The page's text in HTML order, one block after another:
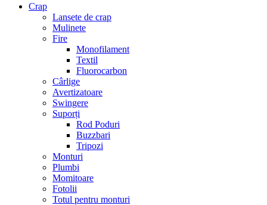
Crap
Lansete de crap
Mulinete
Fire
Monofilament
Textil
Fluorocarbon
Cârlige
Avertizatoare
Swingere
Suporți
Rod Poduri
Buzzbari
Tripozi
Monturi
Plumbi
Momitoare
Fotolii
Totul pentru monturi